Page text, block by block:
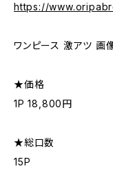
https://
ワンピース 激アツ 画
★価格
1P 18,800円
★総口数
15P